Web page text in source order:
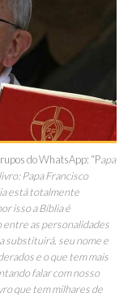
do WhatsApp: “Papa
Papa Francisco
está totalmente
isso a Bíblia é
entre as personalidades
substituirá. seu nome e
e o que tem mais
falar com nosso
que tem milhares de